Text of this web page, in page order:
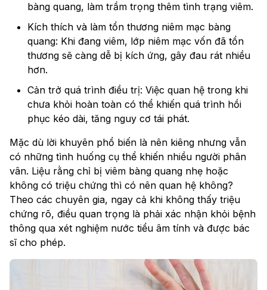
bàng quang, làm trầm trọng thêm tình trạng viêm.
Kích thích và làm tổn thương niêm mạc bàng
quang: Khi đang viêm, lớp niêm mạc vốn đã tổn
thương sẽ càng dễ bị kích ứng, gây đau rát nhiều
hơn.
Cản trở quá trình điều trị: Việc quan hệ trong khi
chưa khỏi hoàn toàn có thể khiến quá trình hồi
phục kéo dài, tăng nguy cơ tái phát.
Mặc dù lời khuyên phổ biến là nên kiêng nhưng vẫn
có những tình huống cụ thể khiến nhiều người phân
vân. Liệu rằng chỉ bị viêm bàng quang nhẹ hoặc
không có triệu chứng thì có nên quan hệ không?
Theo các chuyên gia, ngay cả khi không thấy triệu
chứng rõ, điều quan trọng là phải xác nhận khỏi bệnh
thông qua xét nghiệm nước tiểu âm tính và được bác
sĩ cho phép.